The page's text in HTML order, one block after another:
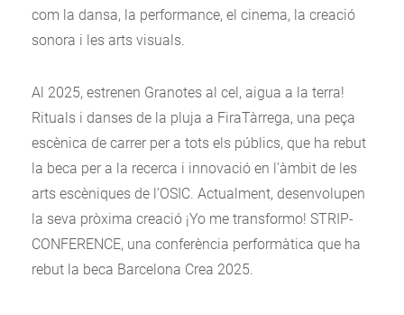
com la dansa, la performance, el cinema, la creació
sonora i les arts visuals.
Al 2025, estrenen Granotes al cel, aigua a la terra!
Rituals i danses de la pluja a FiraTàrrega, una peça
escènica de carrer per a tots els públics, que ha rebut
la beca per a la recerca i innovació en l’àmbit de les
arts escèniques de l’OSIC. Actualment, desenvolupen
la seva pròxima creació ¡Yo me transformo! STRIP-
CONFERENCE, una conferència performàtica que ha
rebut la beca Barcelona Crea 2025.